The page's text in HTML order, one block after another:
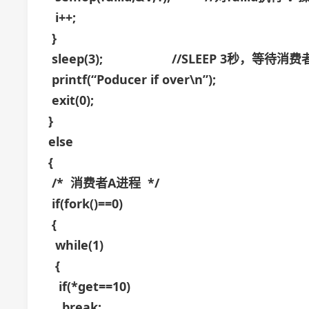
i++;
}
sleep(3); //SLEEP 3秒，等待消费者
printf(“Poducer if over\n”);
exit(0);
}
else
{
/* 消费者A进程 */
if(fork()==0)
{
while(1)
{
if(*get==10)